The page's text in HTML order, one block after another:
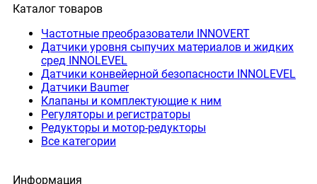
Каталог товаров
Частотные преобразователи INNOVERT
Датчики уровня сыпучих материалов и жидких
сред INNOLEVEL
Датчики конвейерной безопасности INNOLEVEL
Датчики Baumer
Клапаны и комплектующие к ним
Регуляторы и регистраторы
Редукторы и мотор-редукторы
Все категории
Информация